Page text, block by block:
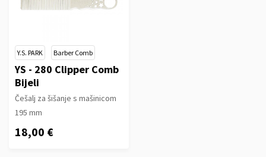
Y.S. PARK Barber Comb
YS - 280 Clipper Comb
Bijeli
Češalj za šišanje s mašinicom
195 mm
18,00 €